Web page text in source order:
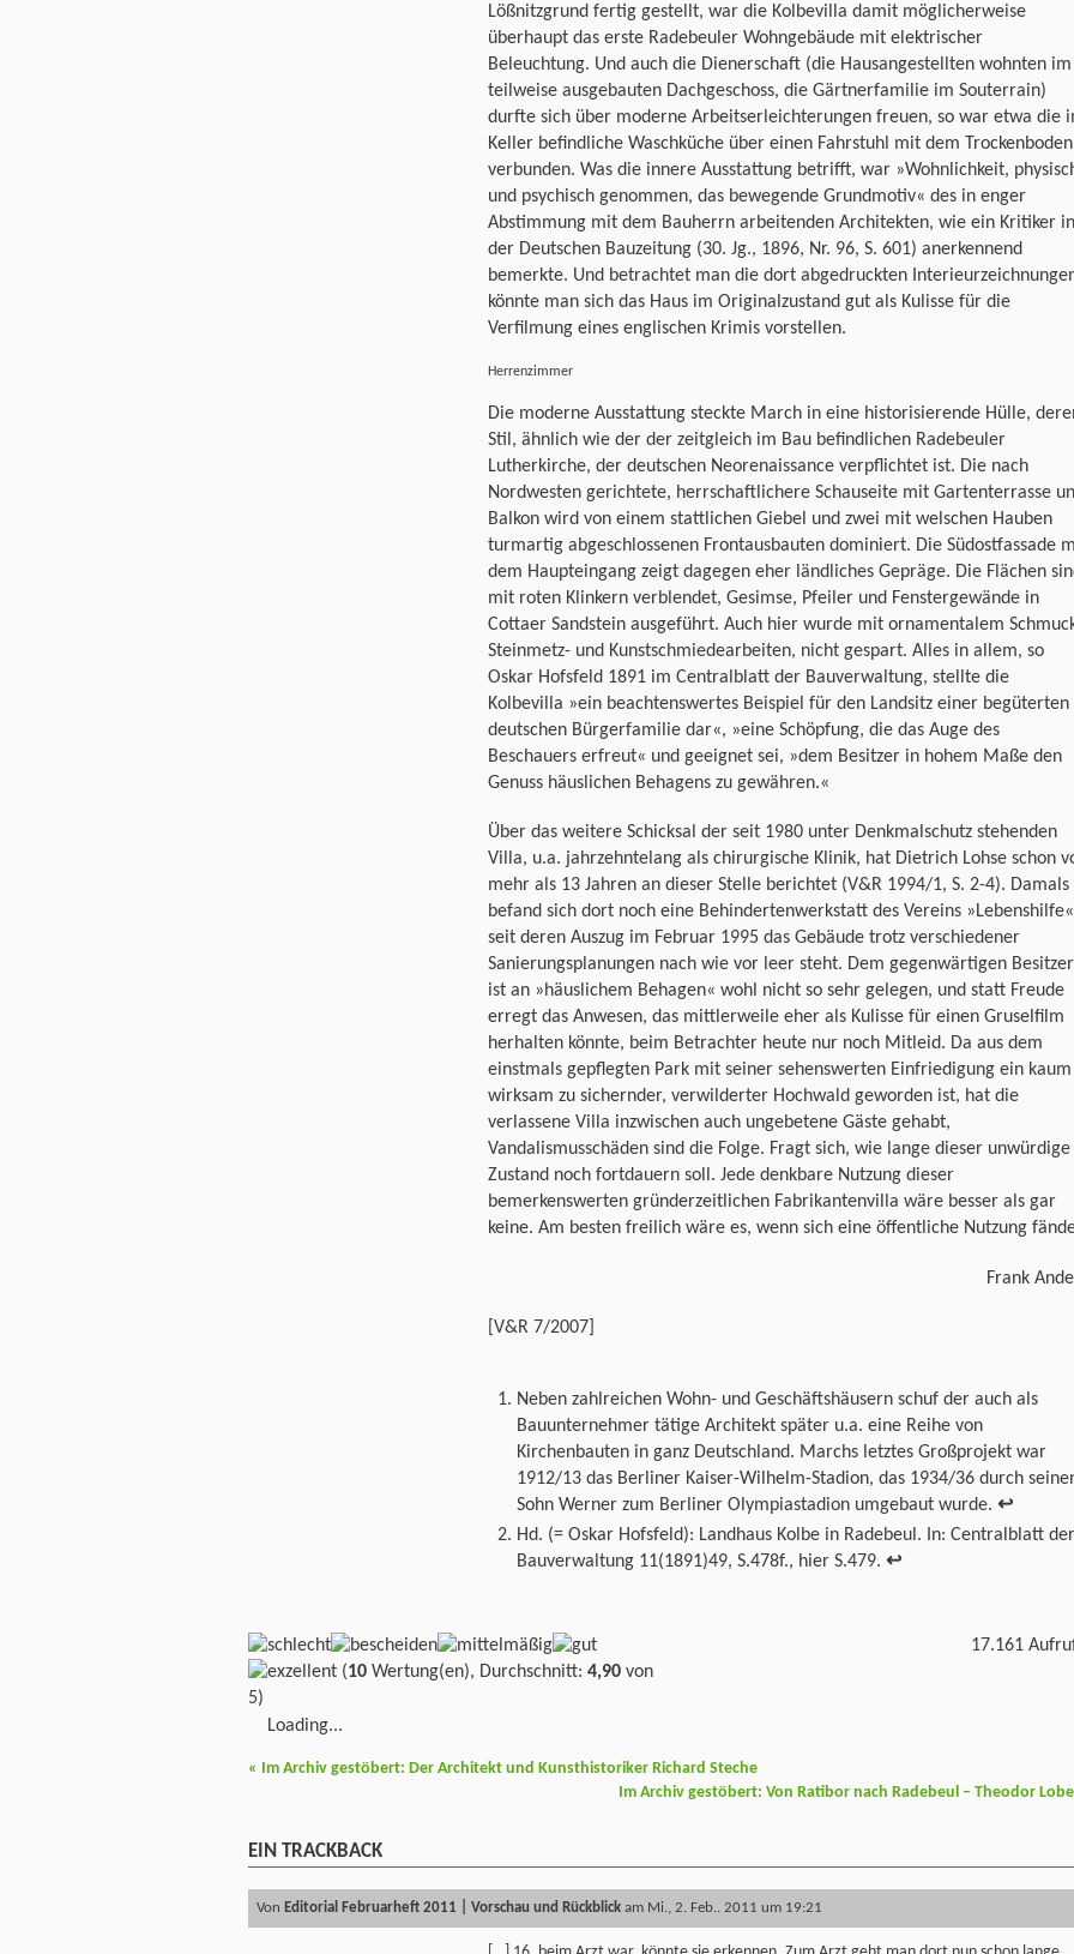
Lößnitzgrund fertig gestellt, war die Kolbevilla damit möglicherweise
überhaupt das erste Radebeuler Wohngebäude mit elektrischer
Beleuchtung. Und auch die Dienerschaft (die Hausangestellten wohnten im
teilweise ausgebauten Dachgeschoss, die Gärtnerfamilie im Souterrain)
durfte sich über moderne Arbeitserleichterungen freuen, so war etwa die
Keller befindliche Waschküche über einen Fahrstuhl mit dem Trockenboden
verbunden. Was die innere Ausstattung betrifft, war »Wohnlichkeit,
und psychisch genommen, das bewegende Grundmotiv« des in enger
Abstimmung mit dem Bauherrn arbeitenden Architekten, wie ein Kritiker in
der Deutschen Bauzeitung (30. Jg., 1896, Nr. 96, S. 601) anerkennend
bemerkte. Und betrachtet man die dort abgedruckten
könnte man sich das Haus im Originalzustand gut als Kulisse für die
Verfilmung eines englischen Krimis vorstellen.
Herrenzimmer
Die moderne Ausstattung steckte March in eine historisierende Hülle,
Stil, ähnlich wie der der zeitgleich im Bau befindlichen Radebeuler
Lutherkirche, der deutschen Neorenaissance verpflichtet ist. Die nach
Nordwesten gerichtete, herrschaftlichere Schauseite mit Gartenterrasse
Balkon wird von einem stattlichen Giebel und zwei mit welschen Hauben
turmartig abgeschlossenen Frontausbauten dominiert. Die Südostfassade
dem Haupteingang zeigt dagegen eher ländliches Gepräge. Die Flächen
mit roten Klinkern verblendet, Gesimse, Pfeiler und Fenstergewände in
Cottaer Sandstein ausgeführt. Auch hier wurde mit ornamentalem
Steinmetz- und Kunstschmiedearbeiten, nicht gespart. Alles in allem, so
Oskar Hofsfeld 1891 im Centralblatt der Bauverwaltung, stellte die
Kolbevilla »ein beachtenswertes Beispiel für den Landsitz einer begüterten
deutschen Bürgerfamilie dar«, »eine Schöpfung, die das Auge des
Beschauers erfreut« und geeignet sei, »dem Besitzer in hohem Maße den
Genuss häuslichen Behagens zu gewähren.«
Über das weitere Schicksal der seit 1980 unter Denkmalschutz stehenden
Villa, u.a. jahrzehntelang als chirurgische Klinik, hat Dietrich Lohse schon
mehr als 13 Jahren an dieser Stelle berichtet (V&R 1994/1, S. 2-4). Damals
befand sich dort noch eine Behindertenwerkstatt des Vereins
seit deren Auszug im Februar 1995 das Gebäude trotz verschiedener
Sanierungsplanungen nach wie vor leer steht. Dem gegenwärtigen Besitzer
ist an »häuslichem Behagen« wohl nicht so sehr gelegen, und statt Freude
erregt das Anwesen, das mittlerweile eher als Kulisse für einen Gruselfilm
herhalten könnte, beim Betrachter heute nur noch Mitleid. Da aus dem
einstmals gepflegten Park mit seiner sehenswerten Einfriedigung ein kaum
wirksam zu sichernder, verwilderter Hochwald geworden ist, hat die
verlassene Villa inzwischen auch ungebetene Gäste gehabt,
Vandalismusschäden sind die Folge. Fragt sich, wie lange dieser unwürdige
Zustand noch fortdauern soll. Jede denkbare Nutzung dieser
bemerkenswerten gründerzeitlichen Fabrikantenvilla wäre besser als gar
keine. Am besten freilich wäre es, wenn sich eine öffentliche Nutzung
Frank
[V&R 7/2007]
Neben zahlreichen Wohn- und Geschäftshäusern schuf der auch als
Bauunternehmer tätige Architekt später u.a. eine Reihe von
Kirchenbauten in ganz Deutschland. Marchs letztes Großprojekt war
1912/13 das Berliner Kaiser-Wilhelm-Stadion, das 1934/36 durch
Sohn Werner zum Berliner Olympiastadion umgebaut wurde. ↩
Hd. (= Oskar Hofsfeld): Landhaus Kolbe in Radebeul. In: Centralblatt der
Bauverwaltung 11(1891)49, S.478f., hier S.479. ↩
(10 Wertung(en), Durchschnitt: 4,90 von
5)
Loading...
17.161
« Im Archiv gestöbert: Der Architekt und Kunsthistoriker Richard Steche
Im Archiv gestöbert: Von Ratibor nach Radebeul – Theodor Lobe
EIN TRACKBACK
Von Editorial Februarheft 2011 | Vorschau und Rückblick am Mi., 2. Feb.. 2011 um 19:21